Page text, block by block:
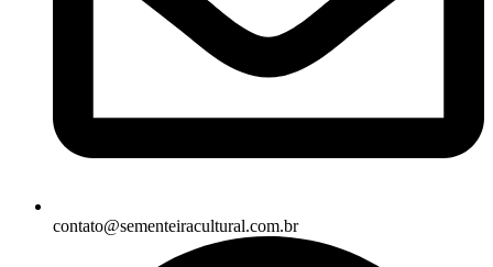
contato@sementeiracultural.com.br